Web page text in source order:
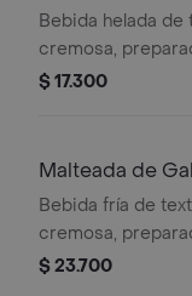
Bebida helada de
cremosa,
espresso, mezcla
$ 17.300
Malteada de
Bebida fría de
cremosa,
café, leche y
$ 23.700